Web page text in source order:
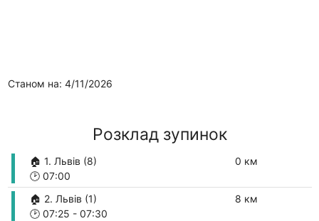
Станом на: 4/11/2026
Розклад зупинок
🏠 1. Львів (8)
🕑07:00
0 км
🏠 2. Львів (1)
🕑07:25 - 07:30
8 км